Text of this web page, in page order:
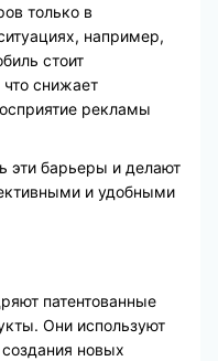
только в
например,
стоит
снижает
рекламы
эти барьеры и делают
и удобными
патентованные
Они используют
новых